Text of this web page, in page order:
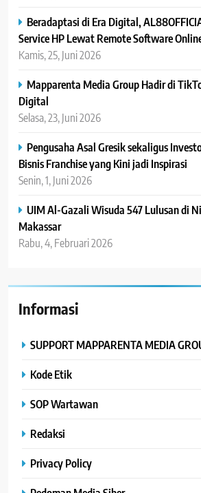
Beradaptasi di Era Digital,
Service HP Lewat Remote Software
Kamis, 25, Juni 2026
Mapparenta Media Group Hadir di
Digital
Selasa, 23, Juni 2026
Pengusaha Asal Gresik sekaligus
Bisnis Franchise yang Kini jadi Inspirasi
Senin, 1, Juni 2026
UIM Al-Gazali Wisuda 547 Lulusan di
Makassar
Rabu, 4, Februari 2026
Informasi
SUPPORT MAPPARENTA MEDIA
Kode Etik
SOP Wartawan
Redaksi
Privacy Policy